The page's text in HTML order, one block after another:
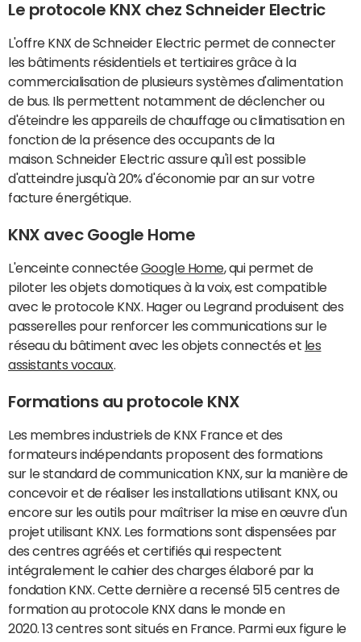
Le protocole KNX chez Schneider Electric
L'offre KNX de Schneider Electric permet de connecter
les bâtiments résidentiels et tertiaires grâce à la
commercialisation de plusieurs systèmes d'alimentation
de bus. Ils permettent notamment de déclencher ou
d'éteindre les appareils de chauffage ou climatisation en
fonction de la présence des occupants de la
maison. Schneider Electric assure qu'il est possible
d'atteindre jusqu'à 20% d'économie par an sur votre
facture énergétique.
KNX avec Google Home
L'enceinte connectéeGoogle Home, qui permet de
piloter les objets domotiques à la voix, est compatible
avec le protocole KNX. Hager ou Legrand produisent des
passerelles pour renforcer les communications sur le
réseau du bâtiment avec les objets connectés et les
assistants vocaux.
Formations au protocole KNX
Les membres industriels de KNX France et des
formateurs indépendants proposent des formations
sur le standard de communication KNX, sur la manière de
concevoir et de réaliser les installations utilisant KNX, ou
encore sur les outils pour maîtriser la mise en œuvre d'un
projet utilisant KNX. Les formations sont dispensées par
des centres agréés et certifiés qui respectent
intégralement le cahier des charges élaboré par la
fondation KNX. Cette dernière a recensé 515 centres de
formation au protocole KNX dans le monde en
2020. 13 centres sont situés en France. Parmi eux figure le